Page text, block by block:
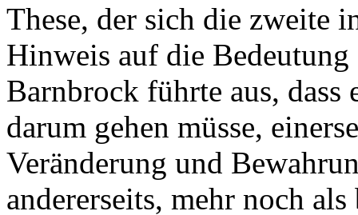
These, der sich die zweite
Hinweis auf die
Barnbrock führte aus,
darum gehen müsse,
Veränderung und
andererseits, mehr noch